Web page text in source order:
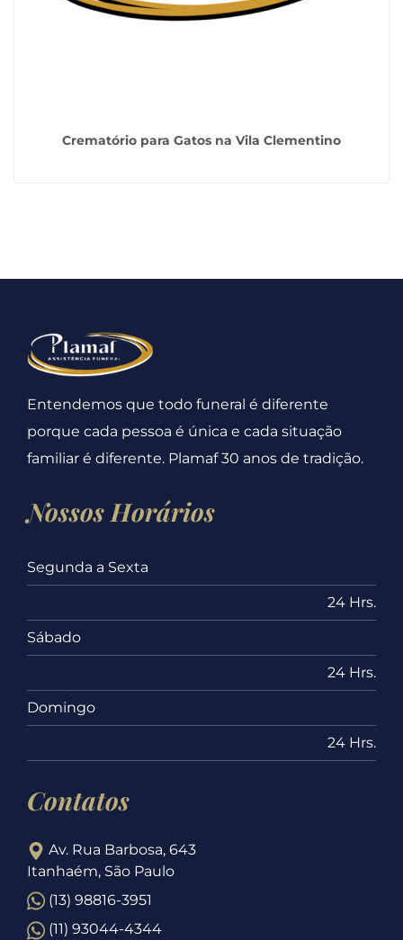
Crematório para Gatos na Vila Clementino
Entendemos que todo funeral é diferente
porque cada pessoa é única e cada situação
familiar é diferente. Plamaf 30 anos de tradição.
Nossos Horários
Segunda a Sexta
24 Hrs.
Sábado
24 Hrs.
Domingo
24 Hrs.
Contatos
Av. Rua Barbosa, 643
Itanhaém, São Paulo
(13) 98816-3951
(11) 93044-4344